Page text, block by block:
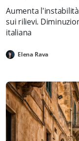
Aumenta
sui rilievi.
italiana
Elena Rava